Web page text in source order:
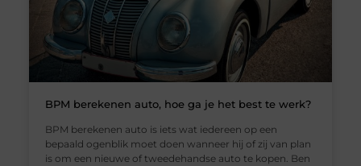
BPM berekenen auto, hoe ga je het best te werk?
BPM berekenen auto is iets wat iedereen op een
bepaald ogenblik moet doen wanneer hij of zij van plan
is om een nieuwe of tweedehandse auto te kopen. Ben